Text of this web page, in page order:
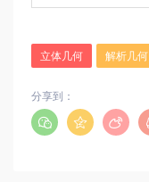
立体几何 解析几何
分享到：